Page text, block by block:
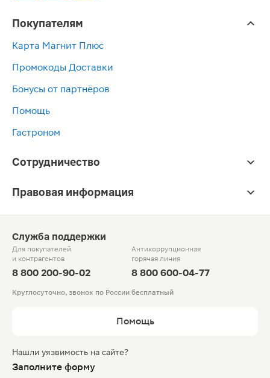
Покупателям
Карта Магнит Плюс
Промокоды Доставки
Бонусы от партнёров
Помощь
Гастроном
Сотрудничество
Правовая информация
Служба поддержки
Для покупателей
и контрагентов
8 800 200-90-02
Антикоррупционная
горячая линия
8 800 600-04-77
Круглосуточно, звонок по России бесплатный
Помощь
Нашли уязвимость на сайте?
Заполните форму